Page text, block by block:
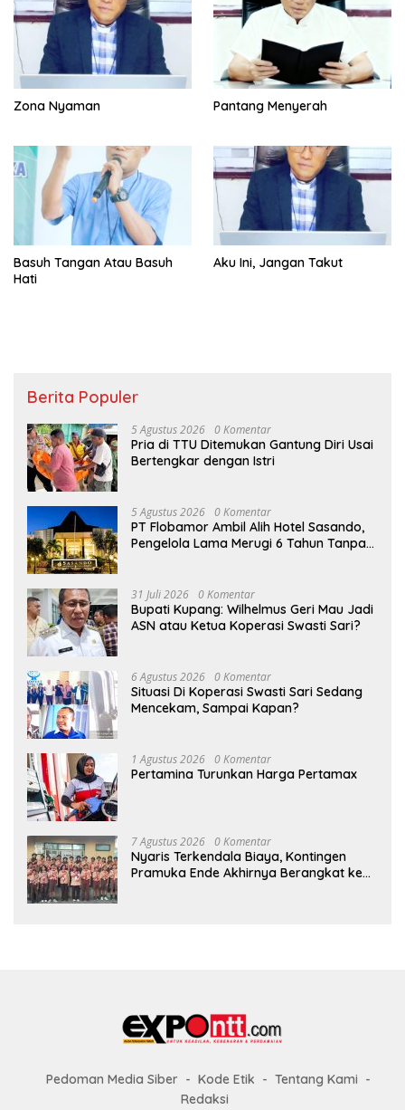
Zona Nyaman Pantang Menyerah
Basuh Tangan Atau Basuh
Hati
Aku Ini, Jangan Takut
Berita Populer
5 Agustus 2026 0 Komentar
Pria di TTU Ditemukan Gantung Diri Usai
Bertengkar dengan Istri
5 Agustus 2026 0 Komentar
PT Flobamor Ambil Alih Hotel Sasando,
Pengelola Lama Merugi 6 Tahun Tanpa
31 Juli 2026 0 Komentar
Bupati Kupang: Wilhelmus Geri Mau Jadi
ASN atau Ketua Koperasi Swasti Sari?
6 Agustus 2026 0 Komentar
Situasi Di Koperasi Swasti Sari Sedang
Mencekam, Sampai Kapan?
1 Agustus 2026 0 Komentar
Pertamina Turunkan Harga Pertamax
7 Agustus 2026 0 Komentar
Nyaris Terkendala Biaya, Kontingen
Pramuka Ende Akhirnya Berangkat ke
Pedoman Media Siber Kode Etik
Tentang Kami
Redaksi